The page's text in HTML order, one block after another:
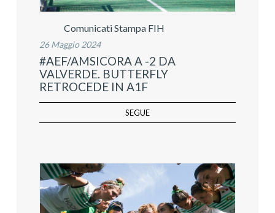
Comunicati Stampa FIH
26 Maggio 2024
#AEF/AMSICORA A -2 DA
VALVERDE. BUTTERFLY
RETROCEDE IN A1F
SEGUE